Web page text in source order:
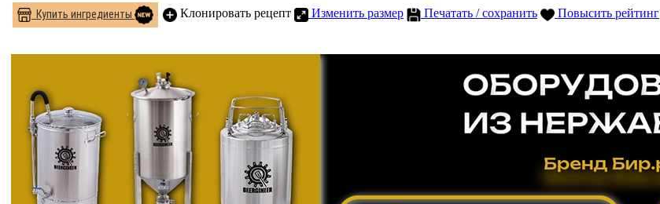
Купить ингредиенты Клонировать рецепт Изменить размер Печатать / сохранить Повысить рейтинг